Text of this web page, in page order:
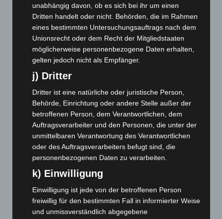
September 2025 (93)
August 2025(90)
Juli 2025(90)
Juni 2025(103)
April 2025
März 2025
(111)
Februar 2025(96)
Januar 2025(88)
Dezember 2024 (89)
November 2024(94)
Oktober 2024(93)
September 2024 (112)
August 2024 (107)
unabhängig davon, ob es sich bei ihr um einen
Dritten handelt oder nicht. Behörden, die im Rahmen
eines bestimmten Untersuchungsauftrags nach dem
Unionsrecht oder dem Recht der Mitgliedstaaten
möglicherweise personenbezogene Daten erhalten,
gelten jedoch nicht als Empfänger.
j) Dritter
Dritter ist eine natürliche oder juristische Person,
Behörde, Einrichtung oder andere Stelle außer der
betroffenen Person, dem Verantwortlichen, dem
Auftragsverarbeiter und den Personen, die unter der
unmittelbaren Verantwortung des Verantwortlichen
oder des Auftragsverarbeiters befugt sind, die
personenbezogenen Daten zu verarbeiten.
k) Einwilligung
Einwilligung ist jede von der betroffenen Person
freiwillig für den bestimmten Fall in informierter Weise
und unmissverständlich abgegebene